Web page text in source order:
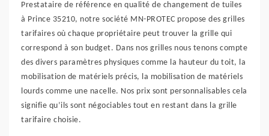
Prestataire de référence en qualité de changement de tuiles
à Prince 35210, notre société MN-PROTEC propose des grilles
tarifaires où chaque propriétaire peut trouver la grille qui
correspond à son budget. Dans nos grilles nous tenons compte
des divers paramètres physiques comme la hauteur du toit, la
mobilisation de matériels précis, la mobilisation de matériels
lourds comme une nacelle. Nos prix sont personnalisables cela
signifie qu’ils sont négociables tout en restant dans la grille
tarifaire choisie.